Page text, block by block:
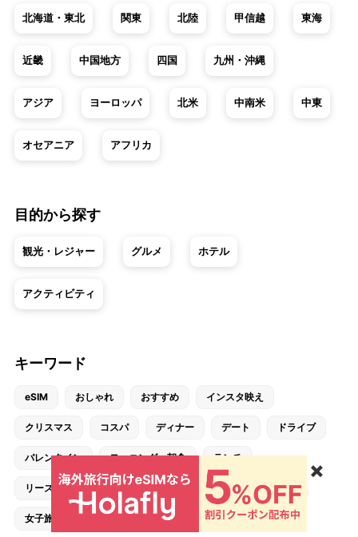
北海道・東北 関東 北陸 甲信越 東海
近畿 中国地方 四国 九州・沖縄
アジア ヨーロッパ 北米 中南米 中東
オセアニア アフリカ
目的から探す
観光・レジャー グルメ ホテル
アクティビティ
キーワード
eSIM おしゃれ おすすめ インスタ映え
クリスマス コスパ ディナー デート ドライブ
バレンタイン モーニング・朝食 ランチ
リーズナブル・格安 冬 取材・レポート 大学生
女子旅 定番 家族・ファミリー
✖️